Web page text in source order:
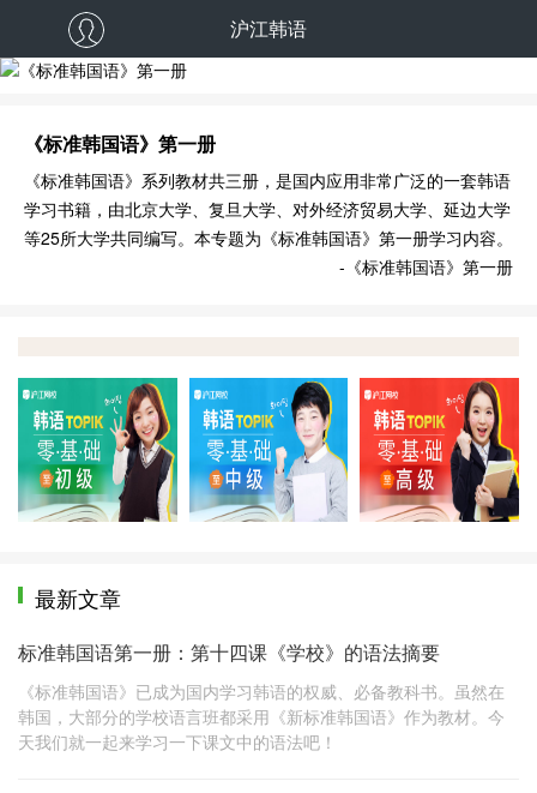
沪江韩语
《标准韩国语》第一册
《标准韩国语》系列教材共三册，是国内应用非常广泛的一套韩语
学习书籍，由北京大学、复旦大学、对外经济贸易大学、延边大学
等25所大学共同编写。本专题为《标准韩国语》第一册学习内容。
-《标准韩国语》第一册
韩语零基础至TOPIK初级 韩语零基础至TOPIK中级
最新文章
标准韩国语第一册：第十四课《学校》的语法摘要
《标准韩国语》已成为国内学习韩语的权威、必备教科书。虽然在
韩国，大部分的学校语言班都采用《新标准韩国语》作为教材。今
天我们就一起来学习一下课文中的语法吧！